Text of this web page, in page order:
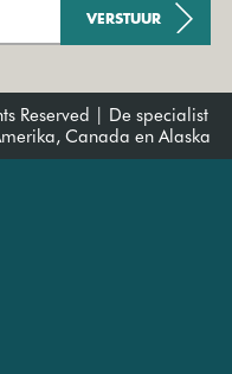
VERSTUUR
Reserved | De specialist
Canada en Alaska